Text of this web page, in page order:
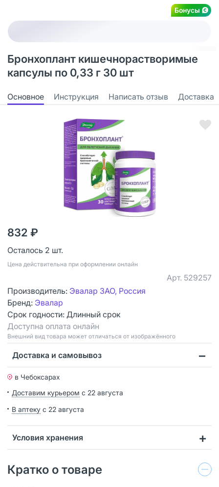
Бонусы
Бронхоплант кишечнорастворимые
капсулы по 0,33 г 30 шт
Основное Инструкция Написать отзыв Доставка
832 ₽
Осталось 2 шт.
Цена действительна при оформлении онлайн
Арт. 529257
Производитель: Эвалар ЗАО, Россия
Бренд: Эвалар
Срок годности: Длинный срок
Доступна оплата онлайн
Bнешний вид товара может отличаться от изображённого
Доставка и самовывоз
в Чебоксарах
Доставим курьером с 22 августа
В аптеку с 22 августа
Условия хранения
Кратко о товаре